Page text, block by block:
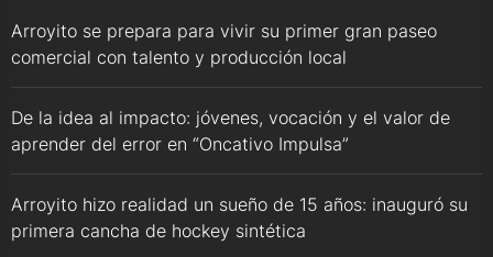
Arroyito se prepara para vivir su primer gran paseo
comercial con talento y producción local
De la idea al impacto: jóvenes, vocación y el valor de
aprender del error en “Oncativo Impulsa”
Arroyito hizo realidad un sueño de 15 años: inauguró su
primera cancha de hockey sintética